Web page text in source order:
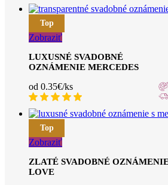
Top
Zobraziť
LUXUSNÉ SVADOBNÉ
OZNÁMENIE MERCEDES
od 0.35€/ks
Top
Zobraziť
ZLATÉ SVADOBNÉ
LOVE